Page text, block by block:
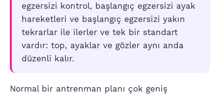
egzersizi kontrol, başlangıç egzersizi ayak
hareketleri ve başlangıç egzersizi yakın
tekrarlar ile ilerler ve tek bir standart
vardır: top, ayaklar ve gözler aynı anda
düzenli kalır.
Normal bir antrenman planı çok geniş